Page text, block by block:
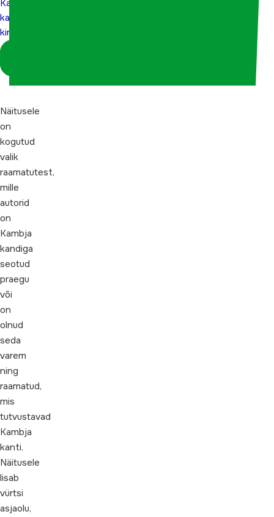
Kambja
kandist
kirjutatu”
Näitusele
on
kogutud
valik
raamatutest,
mille
autorid
on
Kambja
kandiga
seotud
praegu
või
on
olnud
seda
varem
ning
raamatud,
mis
tutvustavad
Kambja
kanti.
Näitusele
lisab
vürtsi
asjaolu,